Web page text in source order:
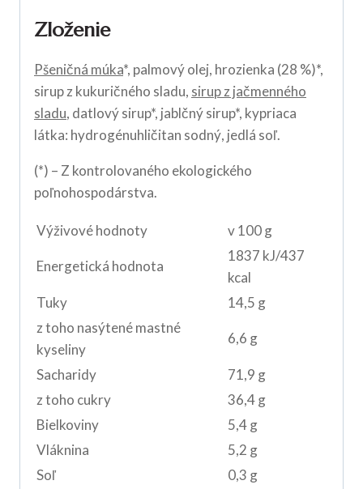
Zloženie
Pšeničná múka*, palmový olej, hrozienka (28 %)*,
sirup z kukuričného sladu, sirup z jačmenného
sladu, datlový sirup*, jablčný sirup*, kypriaca
látka: hydrogénuhličitan sodný, jedlá soľ.
(*) – Z kontrolovaného ekologického
poľnohospodárstva.
Výživové hodnoty v 100 g
Energetická hodnota
1837 kJ/437
kcal
Tuky
14,5 g
z toho nasýtené mastné
kyseliny
6,6 g
Sacharidy
71,9 g
z toho cukry
36,4 g
Bielkoviny
5,4 g
Vláknina
5,2 g
Soľ
0,3 g